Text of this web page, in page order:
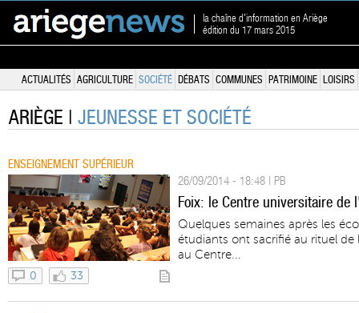
la chaîne d'information en Ariège
édition du 17 mars 2015
ACTUALITÉS AGRICULTURE SOCIÉTÉ DÉBATS COMMUNES PATRIMOINE LOISIRS
ARIÈGE | JEUNESSE ET SOCIÉTÉ
ENSEIGNEMENT SUPÉRIEUR
0 33
26/09/2014 - 18:48 | PB
Foix: le Centre universitaire
Quelques semaines après les
étudiants ont sacrifié au rituel
au Centre...